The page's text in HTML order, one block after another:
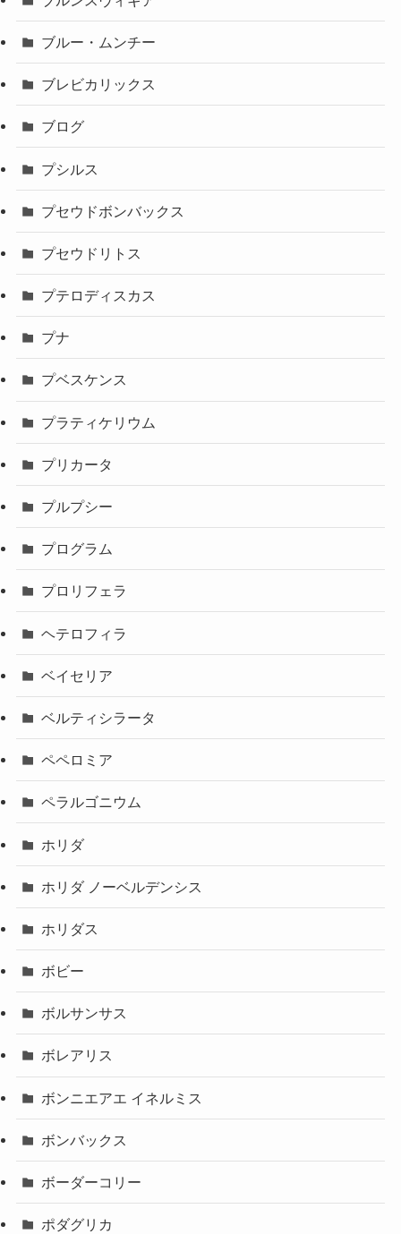
ブルー・ムンチー
ブレビカリックス
ブログ
プシルス
プセウドボンバックス
プセウドリトス
プテロディスカス
プナ
プベスケンス
プラティケリウム
プリカータ
プルプシー
プログラム
プロリフェラ
ヘテロフィラ
ベイセリア
ベルティシラータ
ペペロミア
ペラルゴニウム
ホリダ
ホリダ ノーベルデンシス
ホリダス
ボビー
ボルサンサス
ボレアリス
ボンニエアエ イネルミス
ボンバックス
ボーダーコリー
ポダグリカ